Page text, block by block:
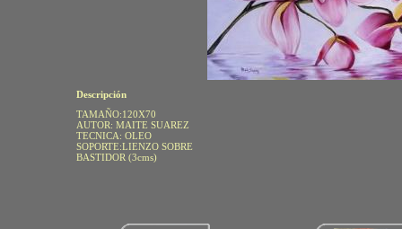
Descripción
TAMAÑO:120X70
AUTOR: MAITE SUAREZ
TECNICA: OLEO
SOPORTE:LIENZO SOBRE
BASTIDOR (3cms)